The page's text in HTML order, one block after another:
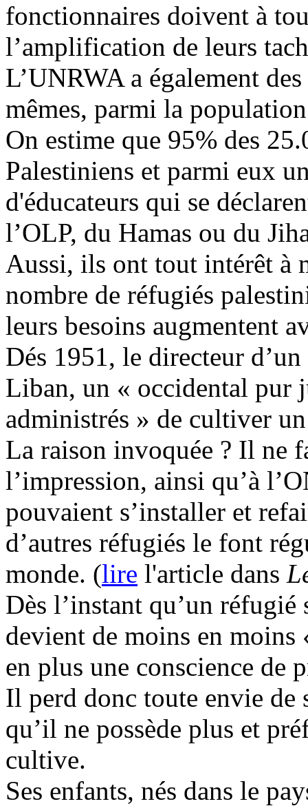
fonctionnaires doivent à
l’amplification de leurs
L’UNRWA a également
mêmes, parmi la
On estime que 95% des
Palestiniens et parmi eux
d'éducateurs qui se
l’OLP, du Hamas ou du
Aussi, ils ont tout intérêt à
nombre de réfugiés
leurs besoins augmentent
Dés 1951, le directeur
Liban, un « occidental pur
administrés » de cultiver
La raison invoquée ? Il ne
l’impression, ainsi qu’à
pouvaient s’installer et
d’autres réfugiés le font
monde. (lire l'article dans
Dès l’instant qu’un
devient de moins en
en plus une conscience de
Il perd donc toute envie de
qu’il ne possède plus et
cultive.
Ses enfants, nés dans le